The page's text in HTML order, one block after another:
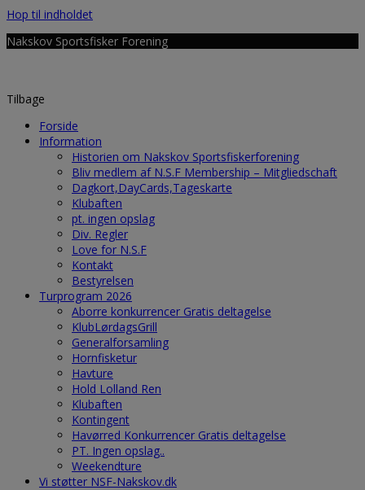
Hop til indholdet
Nakskov Sportsfisker Forening
Tilbage
Forside
Information
Historien om Nakskov Sportsfiskerforening
Bliv medlem af N.S.F Membership – Mitgliedschaft
Dagkort,DayCards,Tageskarte
Klubaften
pt. ingen opslag
Div. Regler
Love for N.S.F
Kontakt
Bestyrelsen
Turprogram 2026
Aborre konkurrencer Gratis deltagelse
KlubLørdagsGrill
Generalforsamling
Hornfisketur
Havture
Hold Lolland Ren
Klubaften
Kontingent
Havørred Konkurrencer Gratis deltagelse
PT. Ingen opslag..
Weekendture
Vi støtter NSF-Nakskov.dk